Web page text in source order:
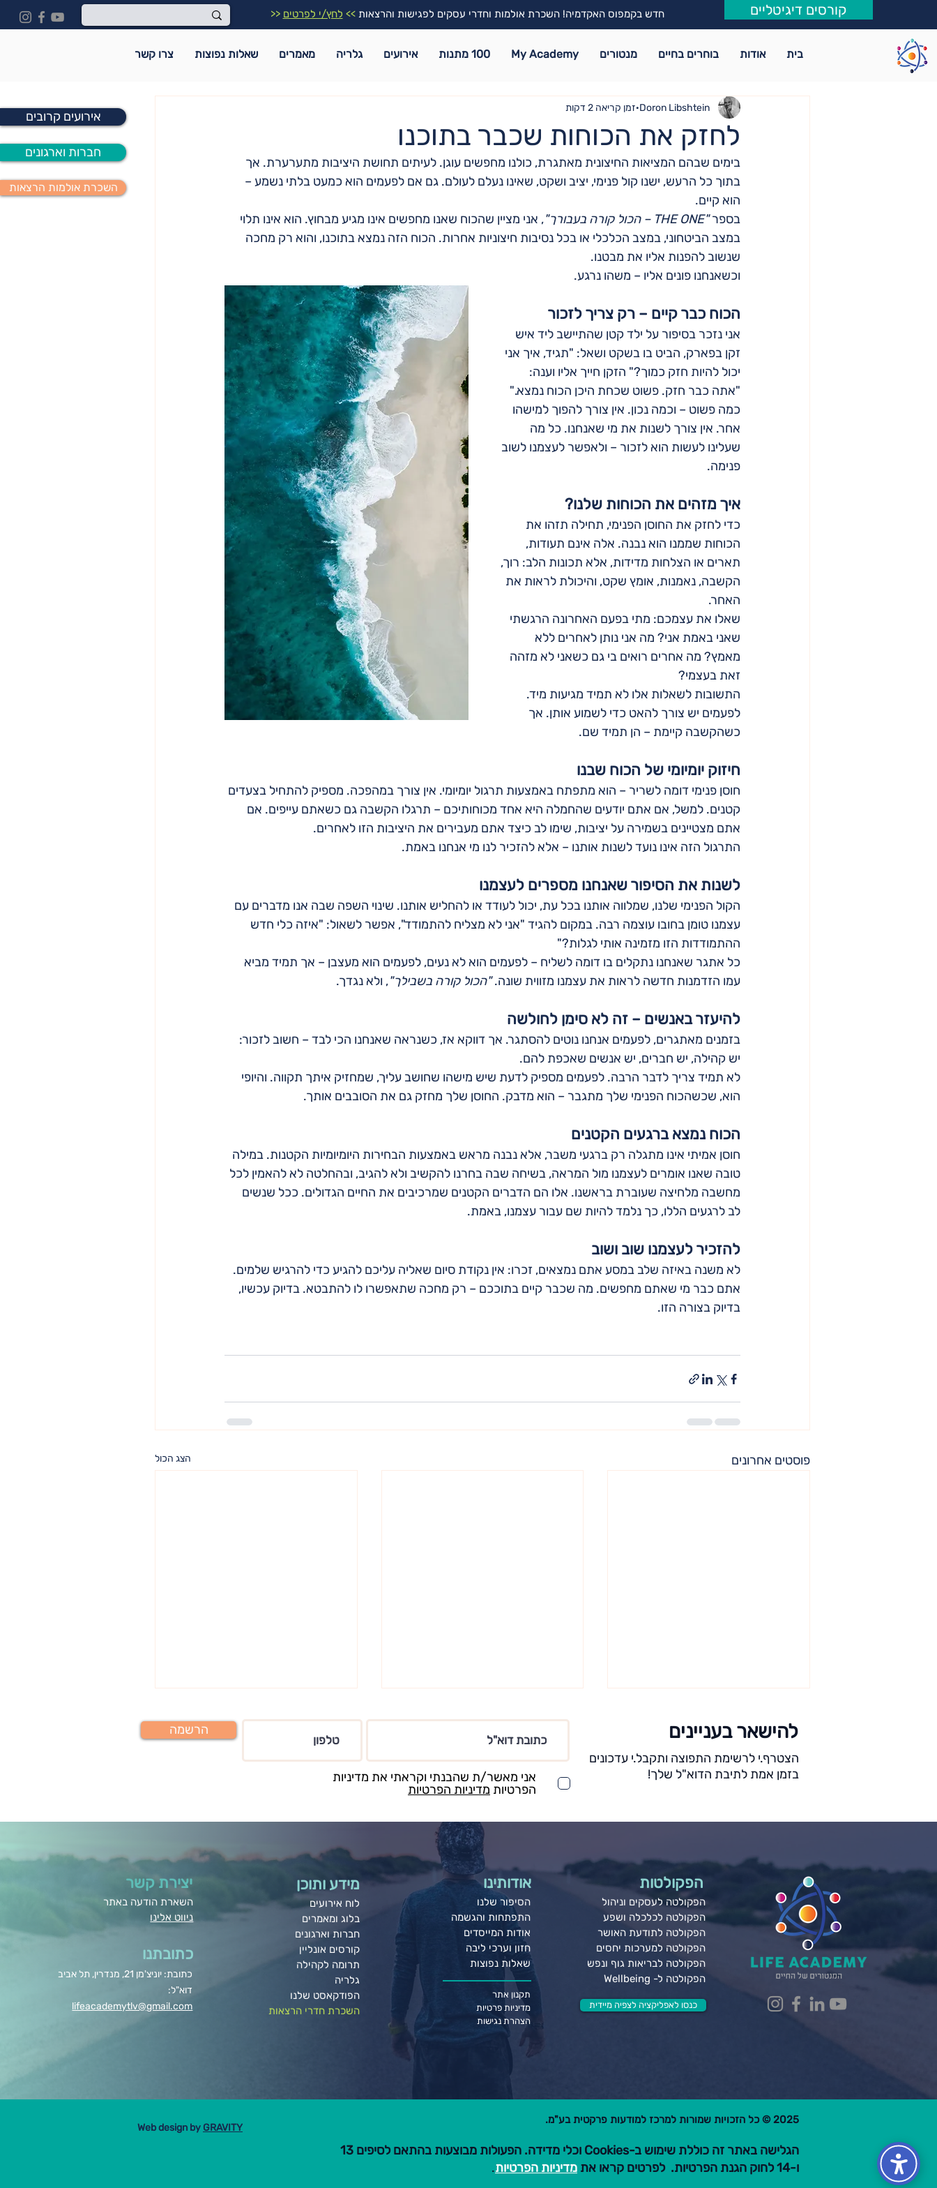
השכרת אולמות הרצאות
חברות וארגונים
אירועים קרובים
קורסים דיגיטליים חדש בקמפוס האקדמיה! השכרת אולמות וחדרי עסקים לפגישות והרצאות>> לחץ/י לפרטים <<
בית אודות בוחרים בחיים מנטורים My Academy 100 מתנות אירועים גלריה מאמרים שאלות נפוצות צרו קשר
לחזק את הכוחות שכבר בתוכנו
Doron Libshtein זמן קריאה 2 דקות
בימים שבהם המציאות החיצונית מאתגרת, כולנו מחפשים עוגן. לעיתים תחושת היציבות מתערערת. אך
בתוך כל הרעש, ישנו קול פנימי, יציב ושקט, שאינו נעלם לעולם. גם אם לפעמים הוא כמעט בלתי נשמע –
הוא קיים.
בספר "THE ONE – הכול קורה בעבורך"
, אני מציין שהכוח שאנו מחפשים אינו מגיע מבחוץ. הוא אינו תלוי
במצב הביטחוני, במצב הכלכלי או בכל נסיבות חיצוניות אחרות. הכוח הזה נמצא בתוכנו, והוא רק מחכה
שנשוב להפנות אליו את מבטנו.
וכשאנחנו פונים אליו – משהו נרגע.
הכוח כבר קיים – רק צריך לזכור
אני נזכר בסיפור על ילד קטן שהתיישב ליד איש
זקן בפארק, הביט בו בשקט ושאל: "תגיד, איך אני
יכול להיות חזק כמוך?" הזקן חייך אליו וענה:
"אתה כבר חזק. פשוט שכחת היכן הכוח נמצא."
כמה פשוט – וכמה נכון. אין צורך להפוך למישהו
אחר. אין צורך לשנות את מי שאנחנו. כל מה
שעלינו לעשות הוא לזכור – ולאפשר לעצמנו לשוב
פנימה.
איך מזהים את הכוחות שלנו?
כדי לחזק את החוסן הפנימי, תחילה תזהו את
הכוחות שממנו הוא נבנה. אלה אינם תעודות,
תארים או הצלחות מדידות, אלא תכונות הלב: רוך,
הקשבה, נאמנות, אומץ שקט, והיכולת לראות את
האחר.
שאלו את עצמכם: מתי בפעם האחרונה הרגשתי
שאני באמת אני? מה אני נותן לאחרים ללא
מאמץ? מה אחרים רואים בי גם כשאני לא מזהה
זאת בעצמי?
התשובות לשאלות אלו לא תמיד מגיעות מיד.
לפעמים יש צורך להאט כדי לשמוע אותן. אך
כשהקשבה קיימת – הן תמיד שם.
חיזוק יומיומי של הכוח שבנו
חוסן פנימי דומה לשריר – הוא מתפתח באמצעות תרגול יומיומי. אין צורך במהפכה. מספיק להתחיל בצעדים
קטנים. למשל, אם אתם יודעים שהחמלה היא אחד מכוחותיכם – תרגלו הקשבה גם כשאתם עייפים. אם
אתם מצטיינים בשמירה על יציבות, שימו לב כיצד אתם מעבירים את היציבות הזו לאחרים.
התרגול הזה אינו נועד לשנות אותנו – אלא להזכיר לנו מי אנחנו באמת.
לשנות את הסיפור שאנחנו מספרים לעצמנו
הקול הפנימי שלנו, שמלווה אותנו בכל עת, יכול לעודד או להחליש אותנו. שינוי השפה שבה אנו מדברים עם
עצמנו טומן בחובו עוצמה רבה. במקום להגיד "אני לא מצליח להתמודד", אפשר לשאול: "איזה כלי חדש
ההתמודדות הזו מזמינה אותי לגלות?"
כל אתגר שאנחנו נתקלים בו דומה לשליח – לפעמים הוא לא נעים, לפעמים הוא מעצבן – אך תמיד מביא
עמו הזדמנות חדשה לראות את עצמנו מזווית שונה. "הכול קורה בשבילך", ולא נגדך.
להיעזר באנשים – זה לא סימן לחולשה
בזמנים מאתגרים, לפעמים אנחנו נוטים להסתגר. אך דווקא אז, כשנראה שאנחנו הכי לבד – חשוב לזכור:
יש קהילה, יש חברים, יש אנשים שאכפת להם.
לא תמיד צריך לדבר הרבה. לפעמים מספיק לדעת שיש מישהו שחושב עליך, שמחזיק איתך תקווה. והיופי
הוא, שכשהכוח הפנימי שלך מתגבר – הוא מדבק. החוסן שלך מחזק גם את הסובבים אותך.
הכוח נמצא ברגעים הקטנים
חוסן אמיתי אינו מתגלה רק ברגעי משבר, אלא נבנה מראש באמצעות הבחירות היומיומיות הקטנות. במילה
טובה שאנו אומרים לעצמנו מול המראה, בשיחה שבה בחרנו להקשיב ולא להגיב, ובהחלטה לא להאמין לכל
מחשבה מלחיצה שעוברת בראשנו. אלו הם הדברים הקטנים שמרכיבים את החיים הגדולים. ככל שנשים
לב לרגעים הללו, כך נלמד להיות שם עבור עצמנו, באמת.
להזכיר לעצמנו שוב ושוב
לא משנה באיזה שלב במסע אתם נמצאים, זכרו: אין נקודת סיום שאליה עליכם להגיע כדי להרגיש שלמים.
אתם כבר מי שאתם מחפשים. מה שכבר קיים בתוככם – רק מחכה שתאפשרו לו להתבטא. בדיוק עכשיו,
בדיוק בצורה הזו.
פוסטים אחרונים הצג הכול
למה הקיץ הזה אתם חייבים
כל מה שאתה מחפש – כבר נמצא
הדרך שאתה בוחר - היא מי
הצטרף.י לרשימת התפוצה ותקבל.י עדכונים
בזמן אמת לתיבת הדוא"ל שלך!
להישאר בעניינים הרשמה
אני מאשר/ת שהבנתי וקראתי את מדיניות
הפרטיות מדיניות הפרטיות
יצירת קשר
השארת הודעה באתר
ניווט אלינו
כתובתנו
כתובת: יוניצ'מן 21, מנדרין, תל אביב
דוא"ל:
lifeacademytlv@gmail.com
מידע ותוכן
לוח אירועים
בלוג ומאמרים
חברות וארגונים
קורסים אונליין
תרומה לקהילה
גלריה
הפודקאסט שלנו
השכרת חדרי הרצאות
אודותינו
הסיפור שלנו
התפתחות והגשמה
אודות המייסדים
חזון וערכי ליבה
שאלות נפוצות
תקנון אתר
מדיניות פרטיות
הצהרת נגישות
הפקולטות
הפקולטה לעסקים וניהול
הפקולטה לכלכלה ושפע
הפקולטה לתודעת האושר
הפקולטה למערכות יחסים
הפקולטה לבריאות גוף ונפש
הפקולטה ל- Wellbeing
כנסו לאפליקציה לצפיה מיידית
Web design by GRAVITY
2025 © כל הזכויות שמורות למרכז למודעות פרקטית בע"מ.
הגלישה באתר זה כוללת שימוש ב-Cookies וכלי מדידה. הפעולות מבוצעות בהתאם לסיפים 13
ו-14 לחוק הגנת הפרטיות. לפרטים קראו את
מדיניות הפרטיות.